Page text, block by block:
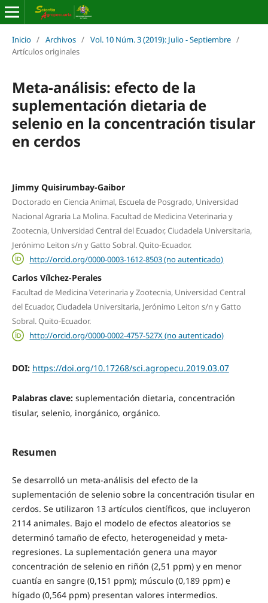
Inicio / Archivos / Vol. 10 Núm. 3 (2019): Julio - Septiembre /
Artículos originales
Meta-análisis: efecto de la
suplementación dietaria de
selenio en la concentración tisular
en cerdos
Jimmy Quisirumbay-Gaibor
Doctorado en Ciencia Animal, Escuela de Posgrado, Universidad
Nacional Agraria La Molina. Facultad de Medicina Veterinaria y
Zootecnia, Universidad Central del Ecuador, Ciudadela Universitaria,
Jerónimo Leiton s/n y Gatto Sobral. Quito-Ecuador.
http://orcid.org/0000-0003-1612-8503 (no autenticado)
Carlos Vílchez-Perales
Facultad de Medicina Veterinaria y Zootecnia, Universidad Central
del Ecuador, Ciudadela Universitaria, Jerónimo Leiton s/n y Gatto
Sobral. Quito-Ecuador.
http://orcid.org/0000-0002-4757-527X (no autenticado)
DOI: https://doi.org/10.17268/sci.agropecu.2019.03.07
Palabras clave: suplementación dietaria, concentración
tisular, selenio, inorgánico, orgánico.
Resumen
Se desarrolló un meta-análisis del efecto de la
suplementación de selenio sobre la concentración tisular en
cerdos. Se utilizaron 13 artículos científicos, que incluyeron
2114 animales. Bajo el modelo de efectos aleatorios se
determinó tamaño de efecto, heterogeneidad y meta-
regresiones. La suplementación genera una mayor
concentración de selenio en riñón (2,51 ppm) y en menor
cuantía en sangre (0,151 ppm); músculo (0,189 ppm) e
hígado (0,564 ppm) presentan valores intermedios.